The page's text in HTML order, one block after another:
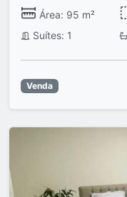
Área: 95 m²
Suítes: 1
Venda